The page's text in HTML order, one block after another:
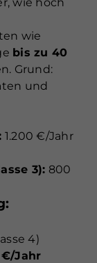
wie
bis zu 40
Grund:
und
1.200 €/Jahr
3): 800
4)
€/Jahr